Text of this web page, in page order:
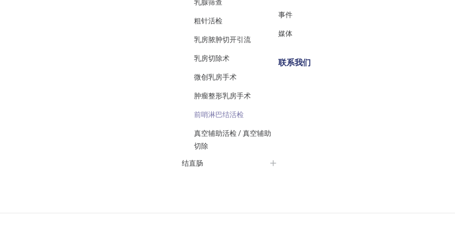
乳腺筛查
粗针活检
乳房脓肿切开引流
乳房切除术
微创乳房手术
肿瘤整形乳房手术
前哨淋巴结活检
真空辅助活检 / 真空辅助
切除
结直肠
事件
媒体
联系我们